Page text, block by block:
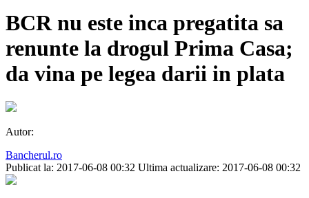
BCR nu este inca pregatita sa
renunte la drogul Prima Casa;
da vina pe legea darii in plata
Autor:
Bancherul.ro
Publicat la: 2017-06-08 00:32 Ultima actualizare: 2017-06-08 00:32